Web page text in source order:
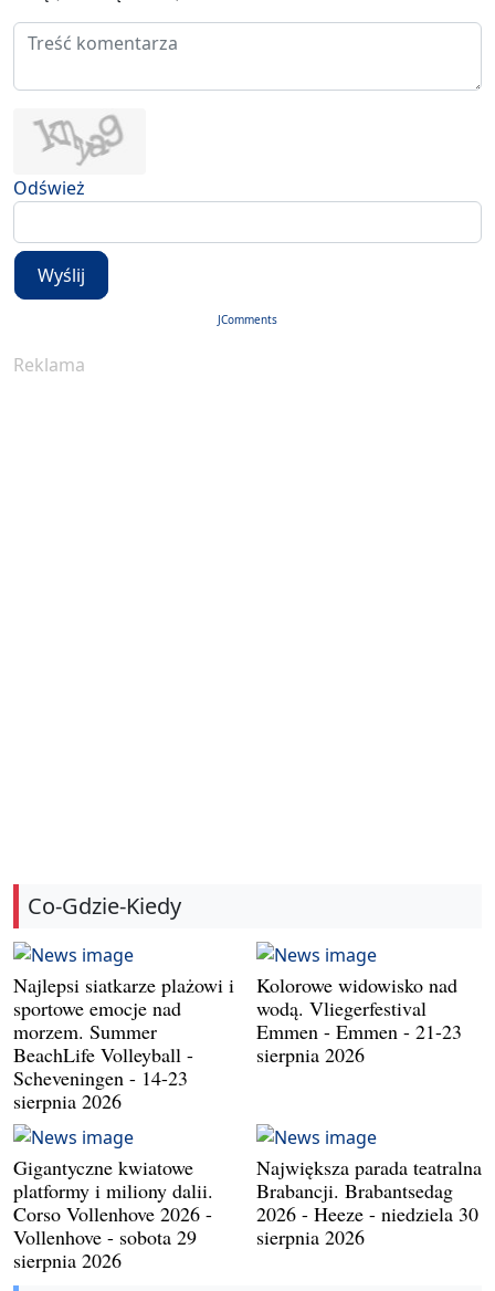
Odśwież
Wyślij
JComments
Reklama
Co-Gdzie-Kiedy
Najlepsi siatkarze plażowi i
sportowe emocje nad
morzem. Summer
BeachLife Volleyball -
Scheveningen - 14-23
sierpnia 2026
Kolorowe widowisko nad
wodą. Vliegerfestival
Emmen - Emmen - 21-23
sierpnia 2026
Gigantyczne kwiatowe
platformy i miliony dalii.
Corso Vollenhove 2026 -
Vollenhove - sobota 29
sierpnia 2026
Największa parada teatralna
Brabancji. Brabantsedag
2026 - Heeze - niedziela 30
sierpnia 2026